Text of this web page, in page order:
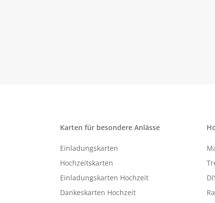
Karten für besondere Anlässe
Einladungskarten
Hochzeitskarten
Einladungskarten Hochzeit
Dankeskarten Hochzeit